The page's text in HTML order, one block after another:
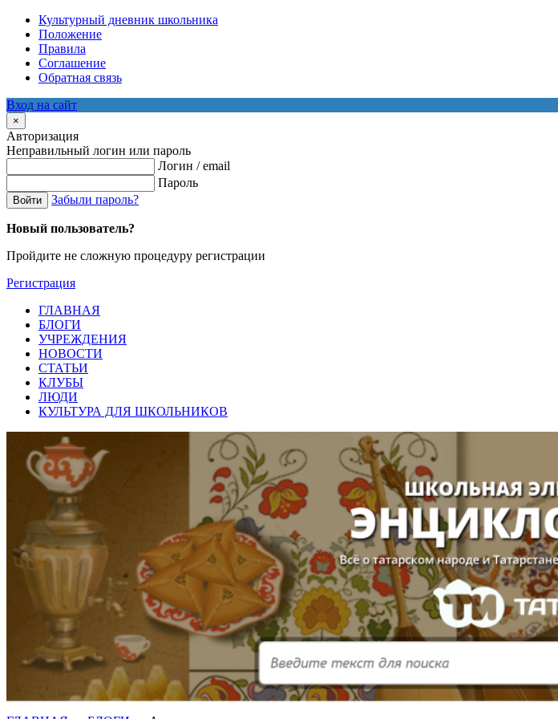
Культурный дневник школьника
Положение
Правила
Соглашение
Обратная связь
Вход на сайт
×
Авторизация
Неправильный логин или пароль
Логин / email
Пароль
Войти Забыли пароль?
Новый пользователь?
Пройдите не сложную процедуру регистрации
Регистрация
ГЛАВНАЯ
БЛОГИ
УЧРЕЖДЕНИЯ
НОВОСТИ
СТАТЬИ
КЛУБЫ
ЛЮДИ
КУЛЬТУРА ДЛЯ ШКОЛЬНИКОВ